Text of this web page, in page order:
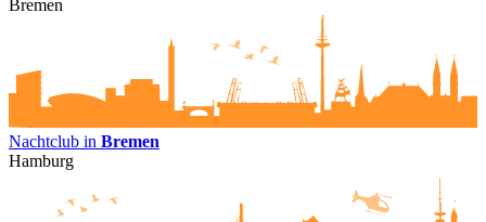
Bremen
Nachtclub in Bremen
Hamburg